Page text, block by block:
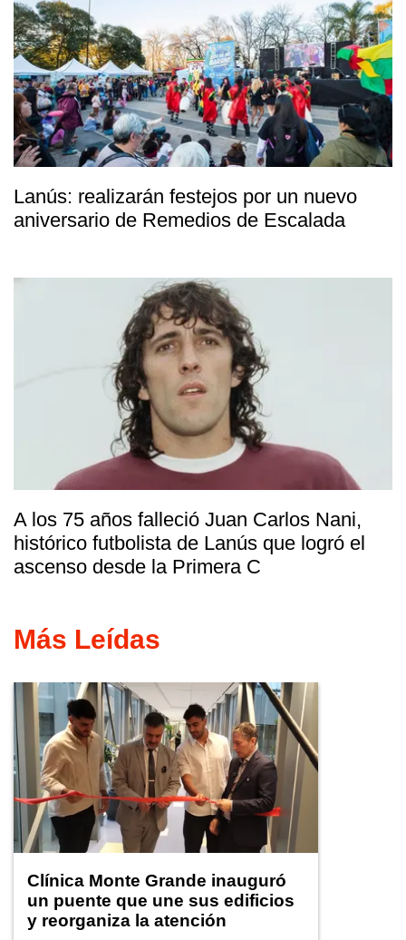
Lanús: realizarán festejos por un nuevo
aniversario de Remedios de Escalada
A los 75 años falleció Juan Carlos Nani,
histórico futbolista de Lanús que logró el
ascenso desde la Primera C
Más Leídas
Clínica Monte Grande inauguró
un puente que une sus edificios
y reorganiza la atención